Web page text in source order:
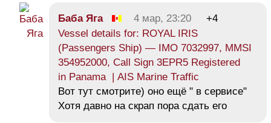
Баба Яга 4 мар, 23:20
+4
Vessel details for: ROYAL IRIS
(Passengers Ship) — IMO 7032997, MMSI
354952000, Call Sign 3EPR5 Registered
in Panama | AIS Marine Traffic
Вот тут смотрите) оно ещё " в сервисе"
Хотя давно на скрап пора сдать его